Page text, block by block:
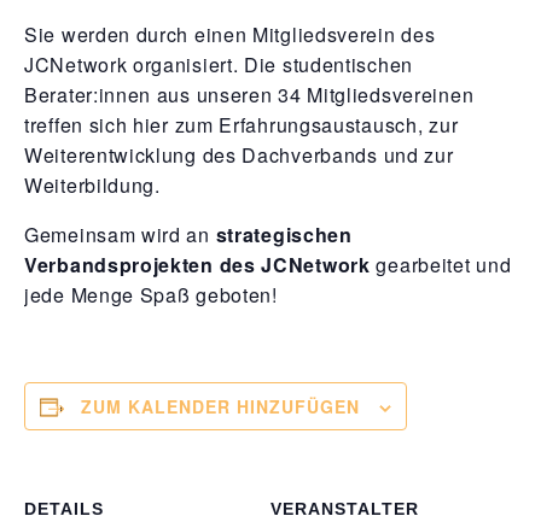
Sie werden durch einen Mitgliedsverein des
JCNetwork organisiert. Die studentischen
Berater:innen aus unseren 34 Mitgliedsvereinen
treffen sich hier zum Erfahrungsaustausch, zur
Weiterentwicklung des Dachverbands und zur
Weiterbildung.
Gemeinsam wird an strategischen
Verbandsprojekten des JCNetwork gearbeitet und
jede Menge Spaß geboten!
ZUM KALENDER HINZUFÜGEN
DETAILS VERANSTALTER